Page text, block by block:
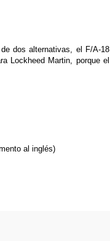
dos alternativas, el F/A-18
Lockheed Martin, porque el
al inglés)